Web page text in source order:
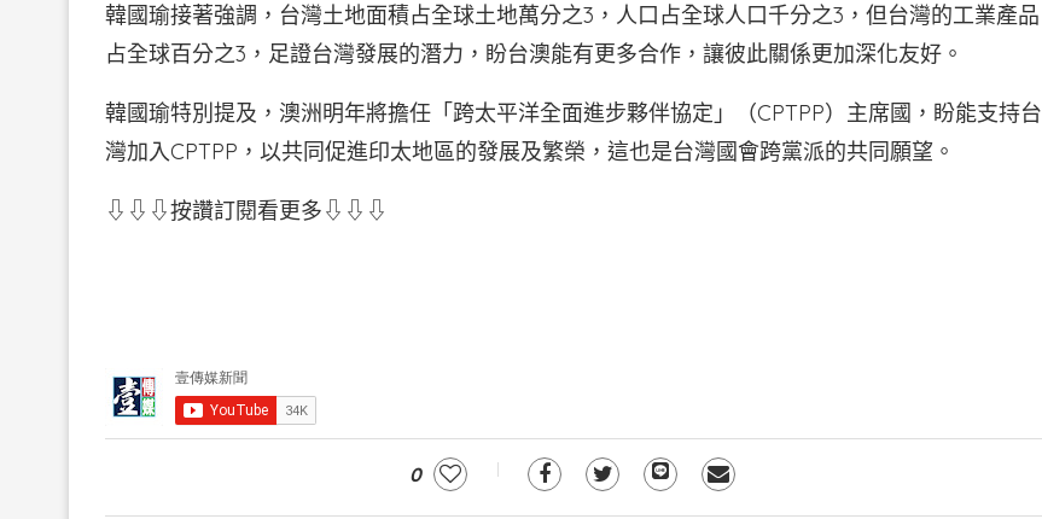
韓國瑜接著強調，台灣土地面積占全球土地萬分之3，人口占全球人口千分之3，但台灣的工業產品
占全球百分之3，足證台灣發展的潛力，盼台澳能有更多合作，讓彼此關係更加深化友好。
韓國瑜特別提及，澳洲明年將擔任「跨太平洋全面進步夥伴協定」（CPTPP）主席國，盼能支持台
灣加入CPTPP，以共同促進印太地區的發展及繁榮，這也是台灣國會跨黨派的共同願望。
⇩⇩⇩按讚訂閱看更多⇩⇩⇩
0